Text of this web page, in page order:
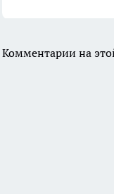
Комментарии на